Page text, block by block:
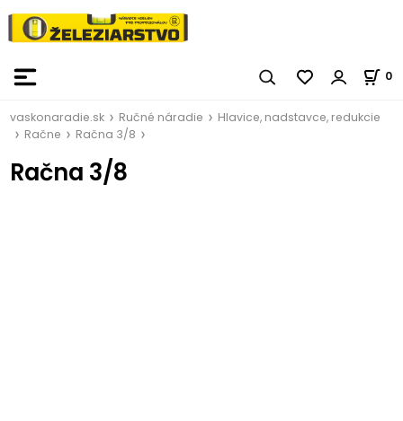
0
vaskonaradie.sk Ručné náradie
Hlavice, nadstavce, redukcie
Račne
Račna 3/8
Račna 3/8